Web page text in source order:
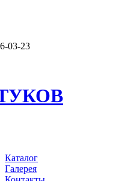
03-23
Каталог
Галерея